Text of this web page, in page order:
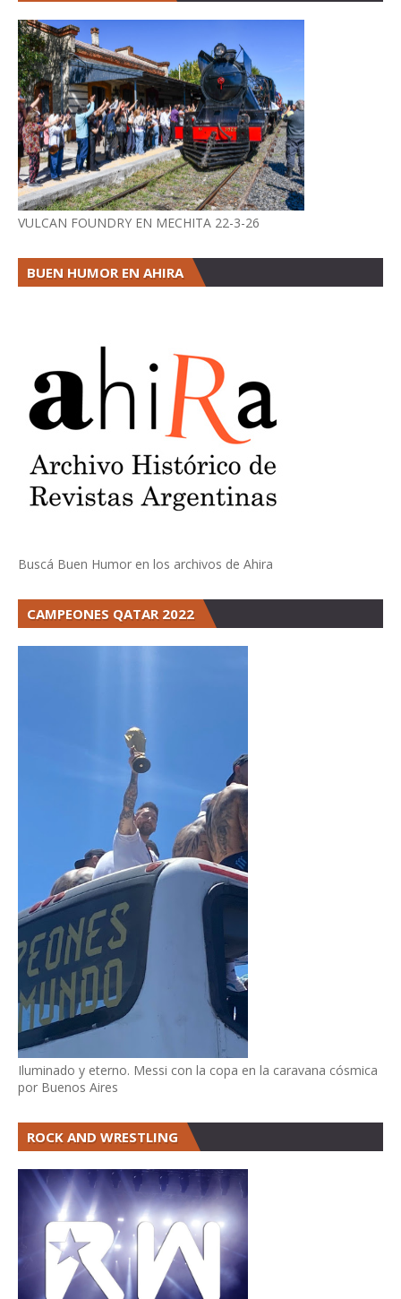
VULCAN FOUNDRY EN MECHITA 22-3-26
BUEN HUMOR EN AHIRA
Buscá Buen Humor en los archivos de Ahira
CAMPEONES QATAR 2022
Iluminado y eterno. Messi con la copa en la caravana cósmica
por Buenos Aires
ROCK AND WRESTLING